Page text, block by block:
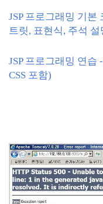
JSP 프로그래밍 기본
트릿, 표현식, 주석 설
JSP 프로그래밍 연
CSS 포함)